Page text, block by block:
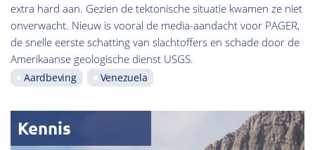
extra hard aan. Gezien de tektonische situatie kwamen ze niet
onverwacht. Nieuw is vooral de media-aandacht voor PAGER,
de snelle eerste schatting van slachtoffers en schade door de
Amerikaanse geologische dienst USGS.
Aardbeving Venezuela
Kennis